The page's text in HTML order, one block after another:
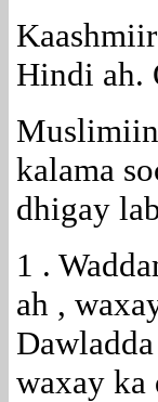
Hindi ah.
kalama
dhigay
1 .
ah ,
waxay ka